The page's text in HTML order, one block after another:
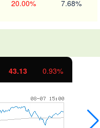
20.00% 7.68%
1134.24